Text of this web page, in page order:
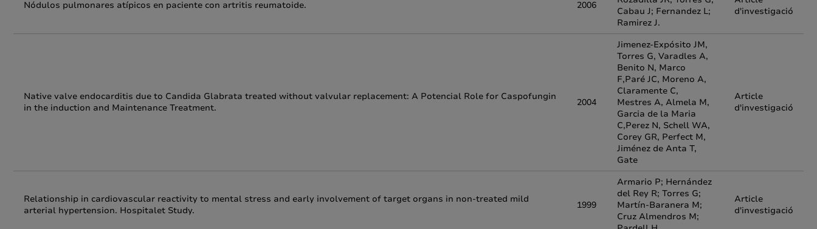
Nódulos pulmonares atípicos en paciente con artritis reumatoide. 2006
Cabau J; Fernandez L;
Ramirez J.
d'investigació
Native valve endocarditis due to Candida Glabrata treated without valvular replacement: A Potencial Role for Caspofungin
in the induction and Maintenance Treatment.
2004
Jimenez-Expósito JM,
Torres G, Varadles A,
Benito N, Marco
F,Paré JC, Moreno A,
Claramente C,
Mestres A, Almela M,
Garcia de la Maria
C,Perez N, Schell WA,
Corey GR, Perfect M,
Jiménez de Anta T,
Gate
Article
d'investigació
Relationship in cardiovascular reactivity to mental stress and early involvement of target organs in non-treated mild
arterial hypertension. Hospitalet Study.
1999
Armario P; Hernández
del Rey R; Torres G;
Martín-Baranera M;
Cruz Almendros M;
Article
d'investigació